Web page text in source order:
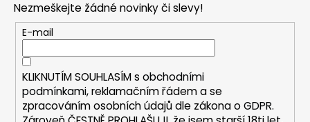
t
e
b
u
Nezmeškejte žádné novinky či slevy!
E-mail
KLIKNUTÍM SOUHLASÍM s obchodními
podmínkami,reklamačním řádem a se
zpracováním osobních údajů dle zákona oGDPR.